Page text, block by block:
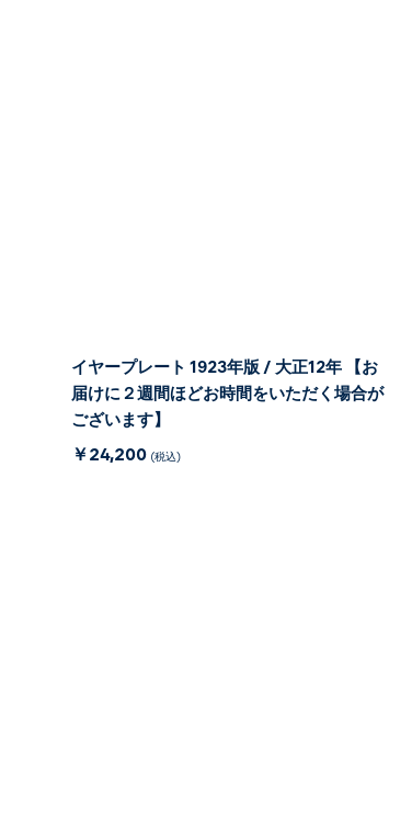
イヤープレート 1923年版 / 大正12年 【お
届けに２週間ほどお時間をいただく場合が
ございます】
￥24,200 (税込)